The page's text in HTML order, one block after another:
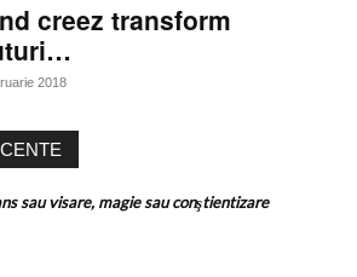
creez transform
2018
sau visare, magie sau conştientizare